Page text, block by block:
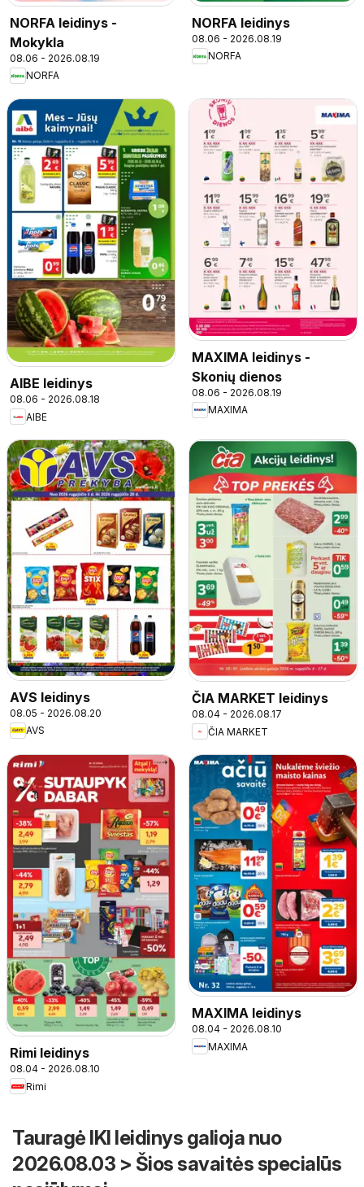
NORFA leidinys -
Mokykla
08.06 - 2026.08.19
NORFA
NORFA leidinys
08.06 - 2026.08.19
NORFA
AIBE leidinys
08.06 - 2026.08.18
AIBE
MAXIMA leidinys -
Skonių dienos
08.06 - 2026.08.19
MAXIMA
AVS leidinys
08.05 - 2026.08.20
AVS
ČIA MARKET leidinys
08.04 - 2026.08.17
ČIA MARKET
Rimi leidinys
08.04 - 2026.08.10
Rimi
MAXIMA leidinys
08.04 - 2026.08.10
MAXIMA
Tauragė IKI leidinys galioja nuo
2026.08.03 > Šios savaitės specialūs